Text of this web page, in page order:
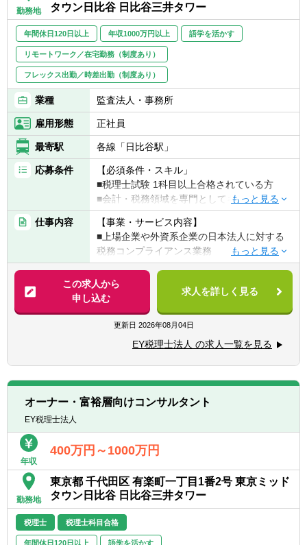
勤務地
タウン日比谷 日比谷三井タワー
年間休日120日以上 年収1000万円以上 語学を活かす
リモートワーク／在宅勤務（制度あり）
フレックス出勤／時差出勤（制度あり）
業種 監査法人・事務所
雇用形態 正社員
最寄駅 各線「日比谷駅」
応募条件
【必須条件・スキル」
■税理士試験 1科目以上合格されている方
■会計・税務領域を専門としてキャリア形成
したい方
【歓迎条件・スキル】
■公認会計士試験の受験経験がある方
■会計事務所・税理士法人等でのインターン
経験がある方
■英語でのコミュニケーションに自信がある
方
■複雑な情報を整理し、論点を構造化して説
明できる方
【求める人物像】
税務の専門性を着実に磨きながら、クライア
切にする「正しいことを、正しく行う」とい
う姿勢のもと、税務コンプライアンスを通じ
て企業活動の基盤を支えたい方に適したコー
スです。
制度を正確に理解するだけでなく、その背景
や論点を捉え、クライアントにとっての最適
解を考え抜く姿勢が求められます。変化の多
仕事内容
【事業・サービス内容】
■上場企業や外資系企業の日本法人に対する
税務コンプライアンス業務
■上記の法人クライアントに対する各種税務
コンサルティング業務 など
【具体的には】
■法人クライアント（上場企業や外資系日本
法人等）に係る税務申告書の作成・レビュー
■上記の法人クライアントに対する税務顧
問・税務相談その他の税務アドバイス
■上記の法人クライアントに対する税務調査
対応
■外国税額控除・タックスヘイヴン税制等の
バイス など
この求人から
申し込む
求人を詳しく見る
更新日 2026年08月04日
EY税理士法人 の求人一覧を見る
オーナー・富裕層向けコンサルタント
EY税理士法人
年収
400万円～1000万円
勤務地
東京都 千代田区 有楽町一丁目1番2号 東京ミッド
タウン日比谷 日比谷三井タワー
税理士 税理士科目合格
年間休日120日以上 語学を活かす